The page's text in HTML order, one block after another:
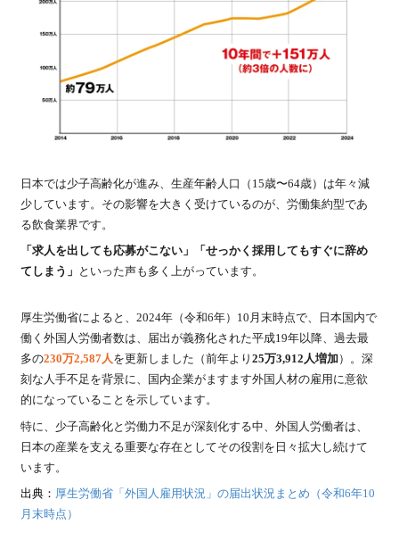
日本では少子高齢化が進み、生産年齢人口（15歳〜64歳）は年々減
少しています。その影響を大きく受けているのが、労働集約型であ
る飲食業界です。
「求人を出しても応募がこない」「せっかく採用してもすぐに辞め
てしまう」
といった声も多く上がっています。
厚生労働省によると、2024年（令和6年）10月末時点で、日本国内で
働く外国人労働者数は、届出が義務化された平成19年以降、過去最
多の230万2,587人を更新しました （前年より25万3,912人増加 ）。深
刻な人手不足を背景に、国内企業がますます外国人材の雇用に意欲
的になっていることを示しています。
特に、少子高齢化と労働力不足が深刻化する中、外国人労働者は、
日本の産業を支える重要な存在としてその役割を日々拡大し続けて
います。
出典： 厚生労働省「外国人雇用状況」の届出状況まとめ（令和6年10
月末時点）